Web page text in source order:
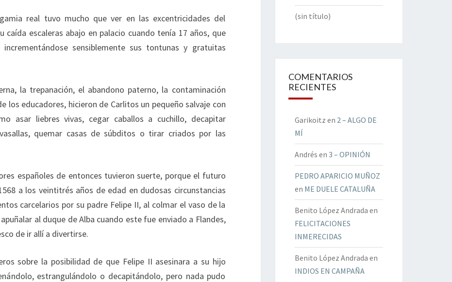
real tuvo mucho que ver en las excentricidades del
caída escaleras abajo en palacio cuando tenía 17 años, que
sensiblemente sus tontunas y gratuitas
la trepanación, el abandono paterno, la contaminación
los educadores, hicieron de Carlitos un pequeño salvaje con
asar liebres vivas, cegar caballos a cuchillo, decapitar
quemar casas de súbditos o tirar criados por las
españoles de entonces tuvieron suerte, porque el futuro
a los veintitrés años de edad en dudosas circunstancias
carcelarios por su padre Felipe II, al colmar el vaso de la
al duque de Alba cuando este fue enviado a Flandes,
de ir allí a divertirse.
sobre la posibilidad de que Felipe II asesinara a su hijo
estrangulándolo o decapitándolo, pero nada pudo
(sin título)
COMENTARIOS
RECIENTES
Garikoitz en 2 – ALGO DE
MÍ
Andrés en 3 – OPINIÓN
PEDRO APARICIO MUÑOZ
en ME DUELE CATALUÑA
Benito López Andrada en
FELICITACIONES
INMERECIDAS
Benito López Andrada en
INDIOS EN CAMPAÑA